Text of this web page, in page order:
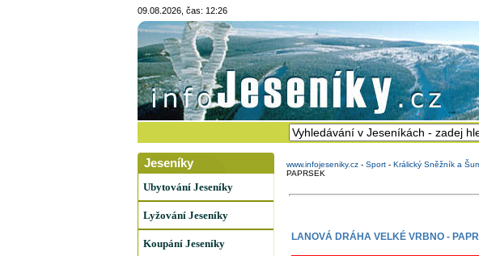
09.08.2026, čas: 12:26
Jeseníky
Ubytování Jeseníky
Lyžování Jeseníky
Koupání Jeseníky
www.infojeseniky.cz- Sport- Králický Sněžník a
PAPRSEK
LANOVÁ DRÁHA VELKÉ VRBNO -